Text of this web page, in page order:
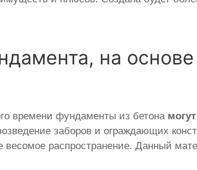
на основе
времени фундаменты из бетона
заборов и ограждающих
распространение. Данный